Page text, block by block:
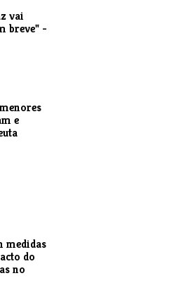
vai
breve" -
e
medidas
do
no